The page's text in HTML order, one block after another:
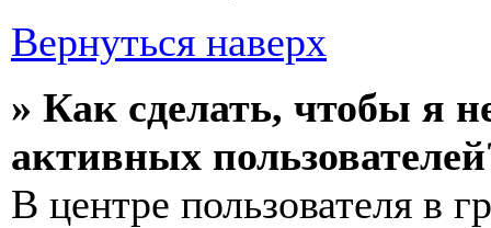
Вернуться наверх
» Как сделать, чтобы я
активных
В центре пользователя в